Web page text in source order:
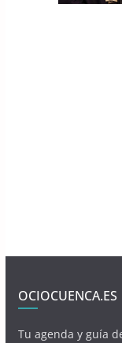
OCIOCUENCA.ES
Tu agenda y guía